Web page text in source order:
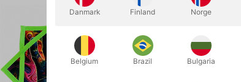
Danmark Finland Norge
Belgium Brazil Bulgaria